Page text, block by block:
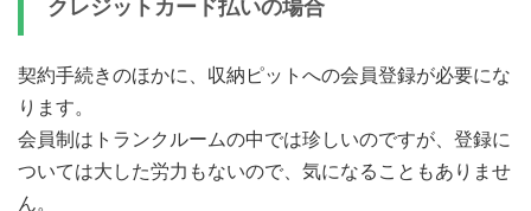
クレジットカード払いの場合
契約手続きのほかに、収納ピットへの会員登録が必要にな
ります。
会員制はトランクルームの中では珍しいのですが、登録に
ついては大した労力もないので、気になることもありませ
ん。